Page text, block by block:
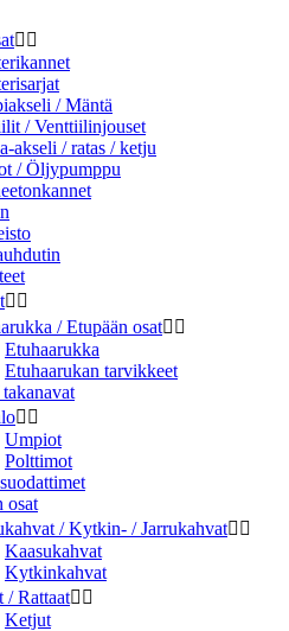
 
/ Mäntä
/ Venttiilinjouset
akseli / ratas / ketju
/ Öljypumppu
 
/ Etupään osat 
Etuhaarukka
Etuhaarukan tarvikkeet
 
Umpiot
Polttimot
osat
/ Kytkin- / Jarrukahvat 
Kaasukahvat
Kytkinkahvat
/ Rattaat 
Ketjut